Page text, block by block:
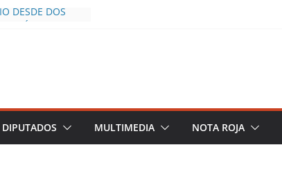
DESDE DOS
AL INFLUENCER
EN
A LAS
TERMINA
DIPUTADOS MULTIMEDIA NOTA ROJA